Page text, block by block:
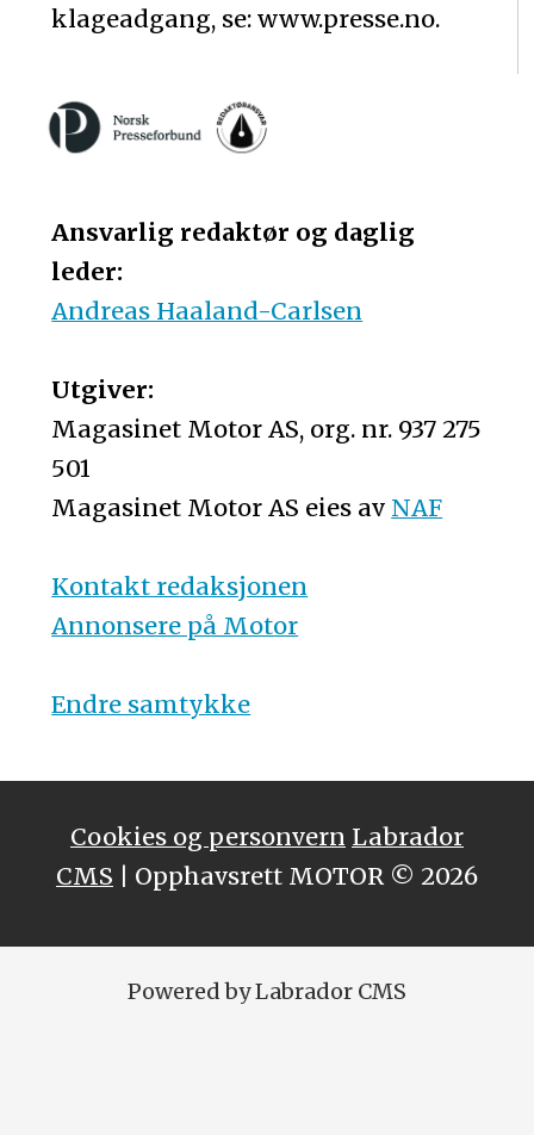
klageadgang, se: www.presse.no.
Ansvarlig redaktør og daglig
leder:
Andreas Haaland-Carlsen
Utgiver:
Magasinet Motor AS, org. nr. 937 275
501
Magasinet Motor AS eies av NAF
Kontakt redaksjonen
Annonsere på Motor
Endre samtykke
Cookies og personvern Labrador
CMS | Opphavsrett MOTOR © 2026
Powered by Labrador CMS